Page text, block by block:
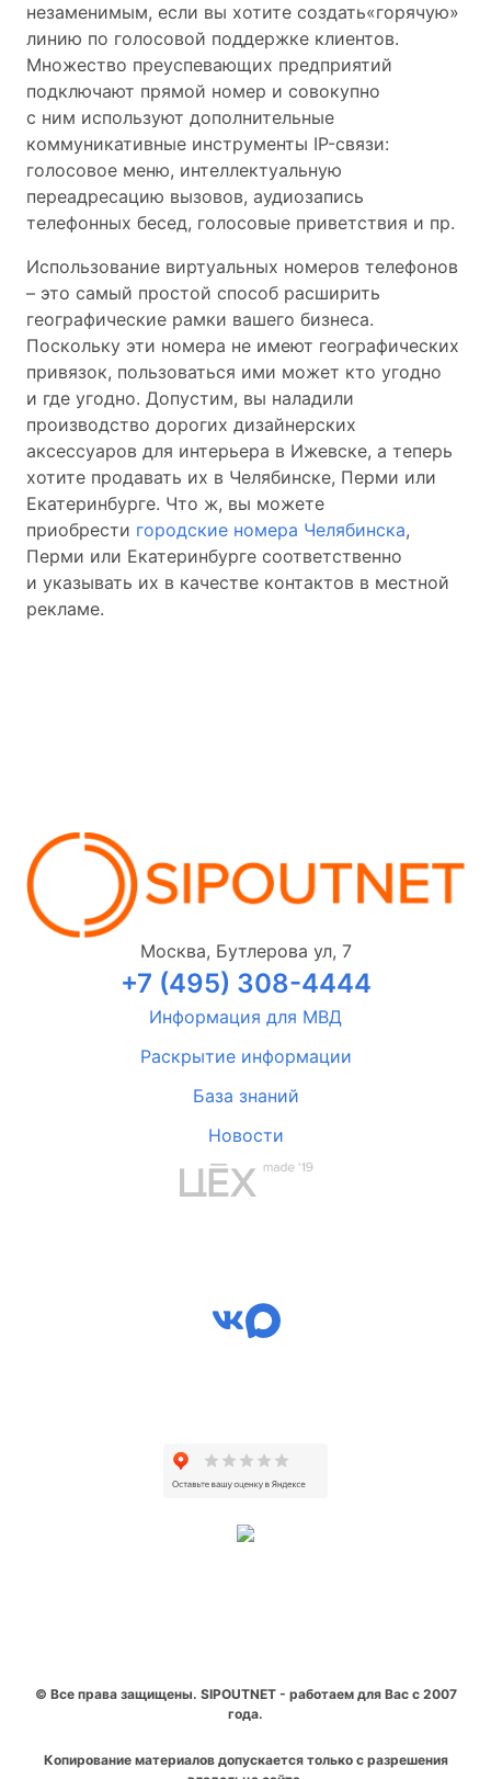
незаменимым, если вы хотите создать«горячую»
линию по голосовой поддержке клиентов.
Множество преуспевающих предприятий
подключают прямой номер и совокупно
с ним используют дополнительные
коммуникативные инструменты IP-связи:
голосовое меню, интеллектуальную
переадресацию вызовов, аудиозапись
телефонных бесед, голосовые приветствия и пр.
Использование виртуальных номеров телефонов
– это самый простой способ расширить
географические рамки вашего бизнеса.
Поскольку эти номера не имеют географических
привязок, пользоваться ими может кто угодно
и где угодно. Допустим, вы наладили
производство дорогих дизайнерских
аксессуаров для интерьера в Ижевске, а теперь
хотите продавать их в Челябинске, Перми или
Екатеринбурге. Что ж, вы можете
приобрести городские номера Челябинска,
Перми или Екатеринбурге соответственно
и указывать их в качестве контактов в местной
рекламе.
Москва, Бутлерова ул, 7
+7 (495) 308-4444
Информация для МВД
Раскрытие информации
База знаний
Новости
© Все права защищены. SIPOUTNET - работаем для Вас с 2007
года.
Копирование материалов допускается только с разрешения